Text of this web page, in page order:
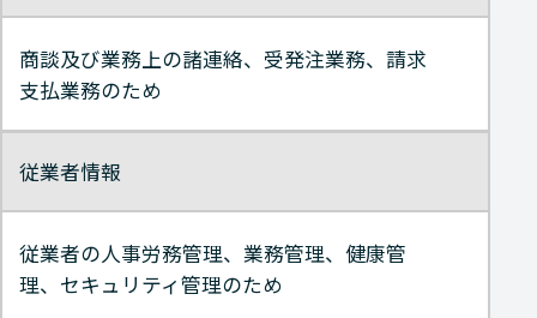
商談及び業務上の諸連絡、受発注業務、請求
支払業務のため
従業者情報
従業者の人事労務管理、業務管理、健康管
理、セキュリティ管理のため